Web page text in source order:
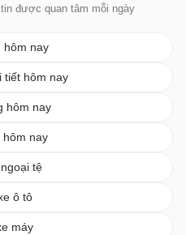
được quan tâm mỗi ngày
hôm nay
tiết hôm nay
hôm nay
hôm nay
tệ
ô tô
máy